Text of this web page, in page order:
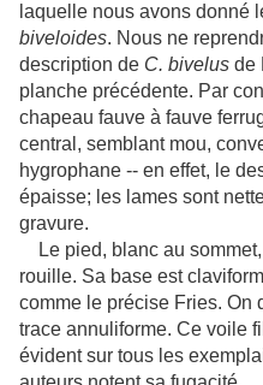
laquelle nous avons donné
biveloides. Nous ne
description de C. bivelus de
planche précédente. Par
chapeau fauve à fauve
central, semblant mou,
hygrophane -- en effet, le
épaisse; les lames sont
gravure.
Le pied, blanc au
rouille. Sa base est
comme le précise Fries. On
trace annuliforme. Ce voile
évident sur tous les